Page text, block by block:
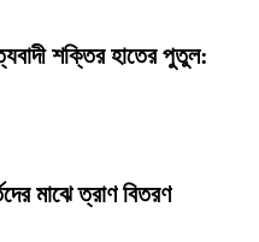
শক্তির হাতের পুতুল:
মাঝে ত্রাণ বিতরণ